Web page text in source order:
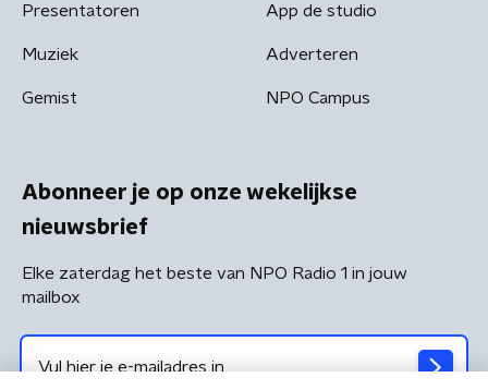
Presentatoren
Muziek
Gemist
App de studio
Adverteren
NPO Campus
Abonneer je op onze wekelijkse
nieuwsbrief
Elke zaterdag het beste van NPO Radio 1 in jouw
mailbox